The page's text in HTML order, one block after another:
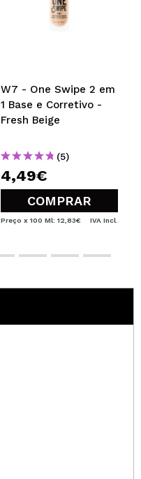
W7 - One Swipe 2 em
1 Base e Corretivo -
Fresh Beige
(5)
4,49€
COMPRAR
Preço x 100 Ml: 12,83€ IVA Incl.